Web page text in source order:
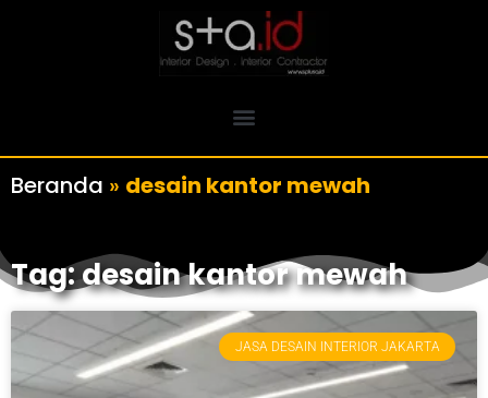
Beranda » desain kantor mewah
Tag: desain kantor mewah
JASA DESAIN INTERIOR JAKARTA